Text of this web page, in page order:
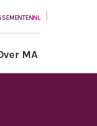
NL
MA